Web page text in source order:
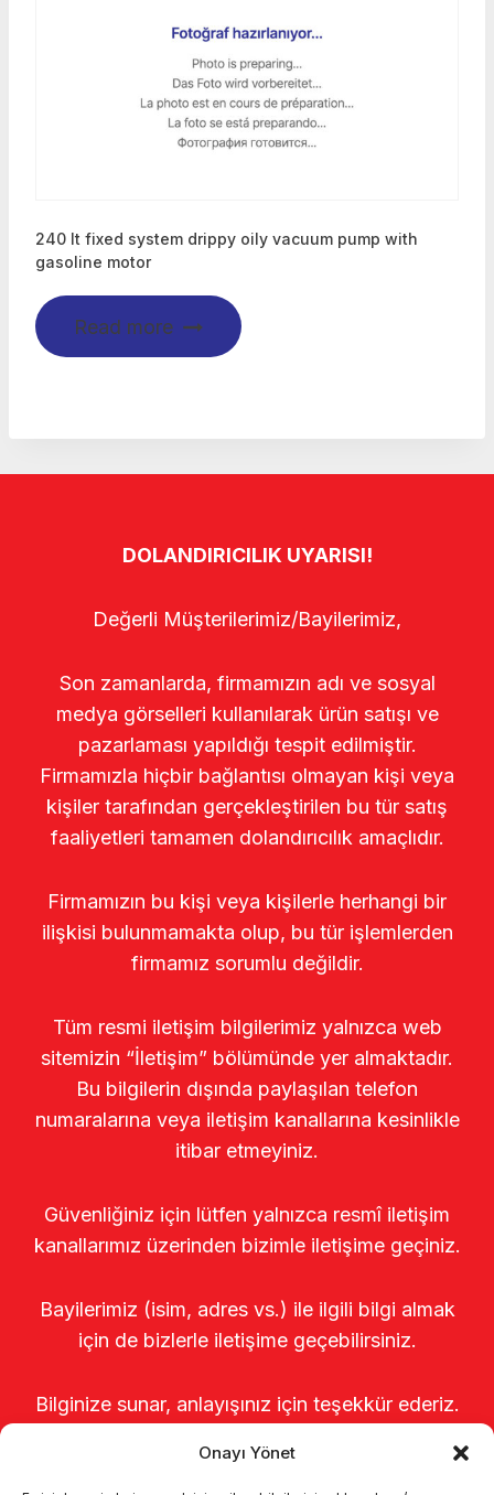
Onayı Yönet
240 lt fixed system drippy oily vacuum pump with
gasoline motor
Read more
DOLANDIRICILIK UYARISI!
Değerli Müşterilerimiz/Bayilerimiz,
Son zamanlarda, firmamızın adı ve sosyal
medya görselleri kullanılarak ürün satışı ve
pazarlaması yapıldığı tespit edilmiştir.
Firmamızla hiçbir bağlantısı olmayan kişi veya
kişiler tarafından gerçekleştirilen bu tür satış
faaliyetleri tamamen dolandırıcılık amaçlıdır.
Firmamızın bu kişi veya kişilerle herhangi bir
ilişkisi bulunmamakta olup, bu tür işlemlerden
firmamız sorumlu değildir.
Tüm resmi iletişim bilgilerimiz yalnızca web
sitemizin “İletişim” bölümünde yer almaktadır.
Bu bilgilerin dışında paylaşılan telefon
numaralarına veya iletişim kanallarına kesinlikle
itibar etmeyiniz.
Güvenliğiniz için lütfen yalnızca resmî iletişim
kanallarımız üzerinden bizimle iletişime geçiniz.
Bayilerimiz (isim, adres vs.) ile ilgili bilgi almak
için de bizlerle iletişime geçebilirsiniz.
Bilginize sunar, anlayışınız için teşekkür ederiz.